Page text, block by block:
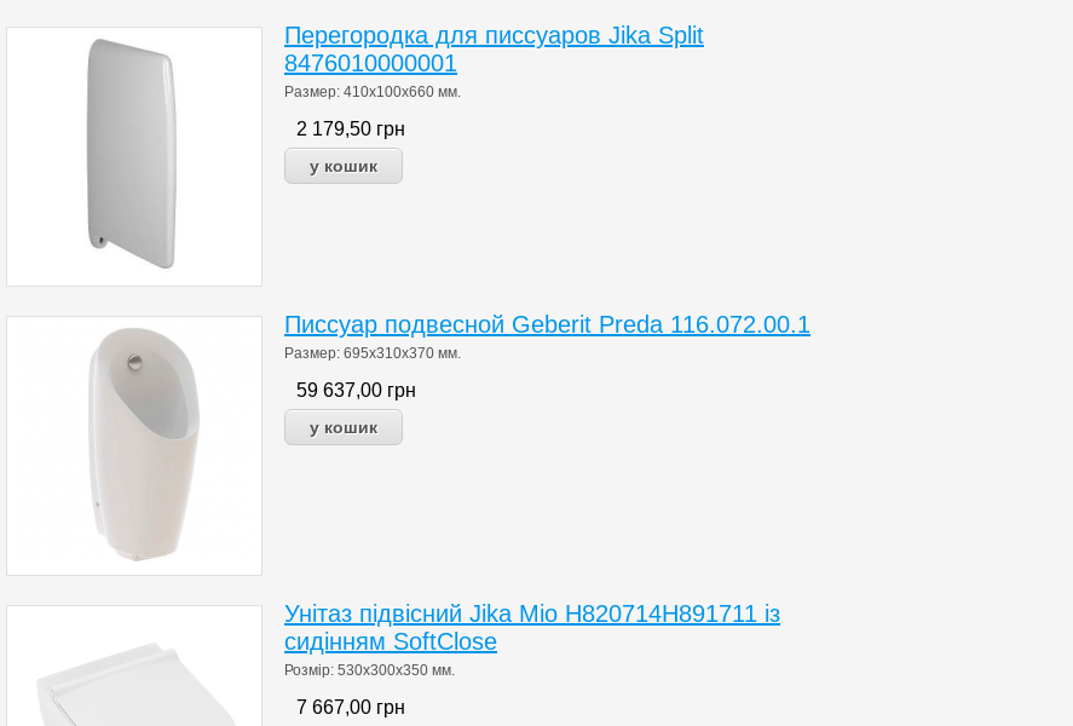
Перегородка для писсуаров Jika Split
8476010000001
Размер: 410x100x660 мм.
2 179,50 грн
Писсуар подвесной Geberit Preda 116.072.00.1
Размер: 695x310х370 мм.
59 637,00 грн
Унітаз підвісний Jika Mio H820714H891711 із
сидінням SoftClose
Розмір: 530x300x350 мм.
7 667,00 грн